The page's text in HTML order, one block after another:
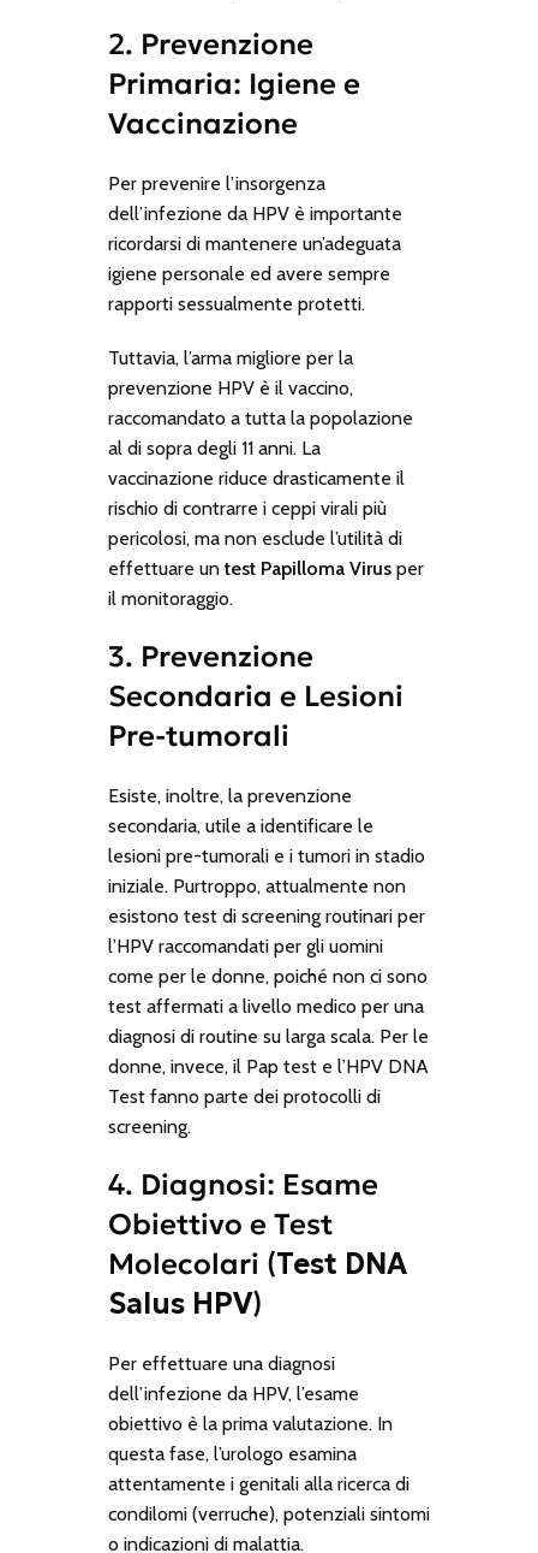
2. Prevenzione
Primaria: Igiene e
Vaccinazione
Per prevenire l’insorgenza
dell’infezione da HPV è importante
ricordarsi di mantenere un’adeguata
igiene personale ed avere sempre
rapporti sessualmente protetti.
Tuttavia, l’arma migliore per la
prevenzione HPV è il vaccino,
raccomandato a tutta la popolazione
al di sopra degli 11 anni. La
vaccinazione riduce drasticamente il
rischio di contrarre i ceppi virali più
pericolosi, ma non esclude l’utilità di
effettuare untest Papilloma Virusper
il monitoraggio.
3. Prevenzione
Secondaria e Lesioni
Pre-tumorali
Esiste, inoltre, la prevenzione
secondaria, utile a identificare le
lesioni pre-tumorali e i tumori in stadio
iniziale. Purtroppo, attualmente non
esistono test di screening routinari per
l’HPV raccomandati per gli uomini
come per le donne, poiché non ci sono
test affermati a livello medico per una
diagnosi di routine su larga scala. Per le
donne, invece, il Pap test e l’HPV DNA
Test fanno parte dei protocolli di
screening.
4. Diagnosi: Esame
Obiettivo e Test
Molecolari (Test DNA
Salus HPV)
Per effettuare una diagnosi
dell’infezione da HPV, l’esame
obiettivo è la prima valutazione. In
questa fase, l’urologo esamina
attentamente i genitali alla ricerca di
condilomi (verruche), potenziali sintomi
o indicazioni di malattia.